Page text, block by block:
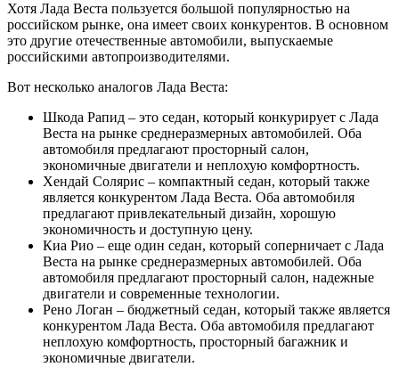
Хотя Лада Веста пользуется большой популярностью на
российском рынке, она имеет своих конкурентов. В основном
это другие отечественные автомобили, выпускаемые
российскими автопроизводителями.
Вот несколько аналогов Лада Веста:
Шкода Рапид – это седан, который конкурирует с Лада
Веста на рынке среднеразмерных автомобилей. Оба
автомобиля предлагают просторный салон,
экономичные двигатели и неплохую комфортность.
Хендай Солярис – компактный седан, который также
является конкурентом Лада Веста. Оба автомобиля
предлагают привлекательный дизайн, хорошую
экономичность и доступную цену.
Киа Рио – еще один седан, который соперничает с Лада
Веста на рынке среднеразмерных автомобилей. Оба
автомобиля предлагают просторный салон, надежные
двигатели и современные технологии.
Рено Логан – бюджетный седан, который также является
конкурентом Лада Веста. Оба автомобиля предлагают
неплохую комфортность, просторный багажник и
экономичные двигатели.